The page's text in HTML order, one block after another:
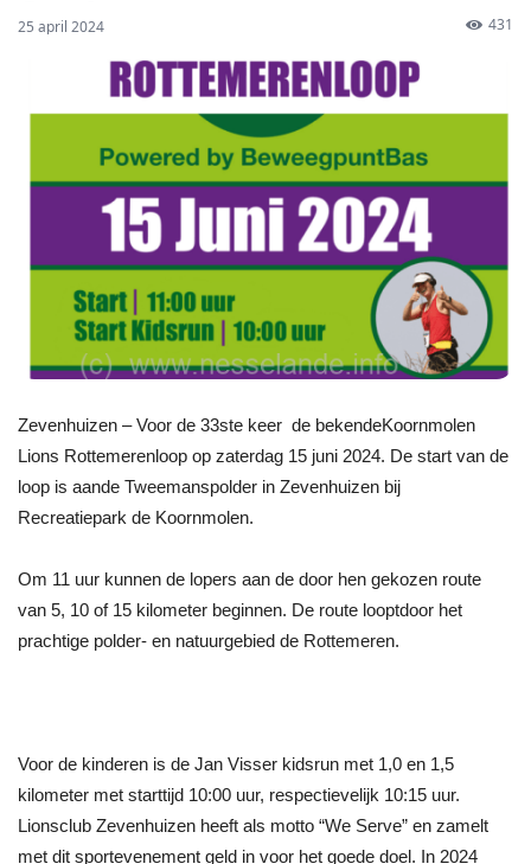
25 april 2024 431
Zevenhuizen – Voor de 33ste keer de bekendeKoornmolen
Lions Rottemerenloop op zaterdag 15 juni 2024. De start van de
loop is aande Tweemanspolder in Zevenhuizen bij
Recreatiepark de Koornmolen.
Om 11 uur kunnen de lopers aan de door hen gekozen route
van 5, 10 of 15 kilometer beginnen. De route looptdoor het
prachtige polder- en natuurgebied de Rottemeren.
Voor de kinderen is de Jan Visser kidsrun met 1,0 en 1,5
kilometer met starttijd 10:00 uur, respectievelijk 10:15 uur.
Lionsclub Zevenhuizen heeft als motto “We Serve” en zamelt
met dit sportevenement geld in voor het goede doel. In 2024